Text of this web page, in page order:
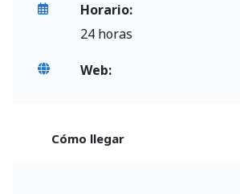
Horario:
24 horas
Web:
Cómo llegar